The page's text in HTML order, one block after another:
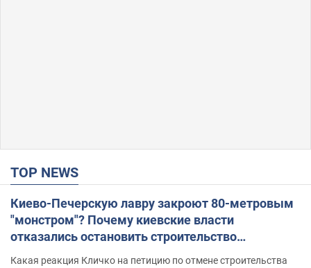
TOP NEWS
Киево-Печерскую лавру закроют 80-метровым
"монстром"? Почему киевские власти
отказались остановить строительство
небоскреба "московского верующего"
Какая реакция Кличко на петицию по отмене строительства